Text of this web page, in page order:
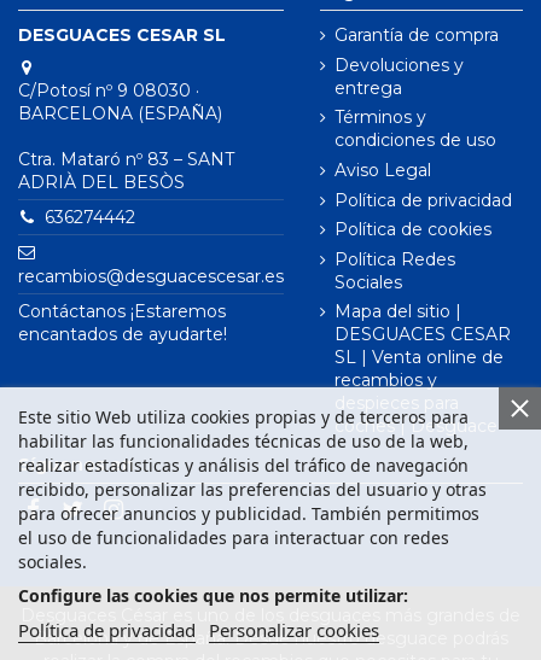
DESGUACES CESAR SL
C/Potosí nº 9 08030 ·
BARCELONA (ESPAÑA)
Ctra. Mataró nº 83 – SANT
ADRIÀ DEL BESÒS
636274442
recambios@desguacescesar.es
Contáctanos ¡Estaremos
encantados de ayudarte!
Garantía de compra
Devoluciones y
entrega
Términos y
condiciones de uso
Aviso Legal
Política de privacidad
Política de cookies
Política Redes
Sociales
Mapa del sitio |
DESGUACES CESAR
SL | Venta online de
recambios y
despieces para
coches | Desguace
Este sitio Web utiliza cookies propias y de terceros para
habilitar las funcionalidades técnicas de uso de la web,
realizar estadísticas y análisis del tráfico de navegación
recibido, personalizar las preferencias del usuario y otras
para ofrecer anuncios y publicidad. También permitimos
el uso de funcionalidades para interactuar con redes
sociales.
Configure las cookies que nos permite utilizar:
Política de privacidad Personalizar cookies
Síguenos en
Barcelona y de España. Desde nuestro desguace podrás